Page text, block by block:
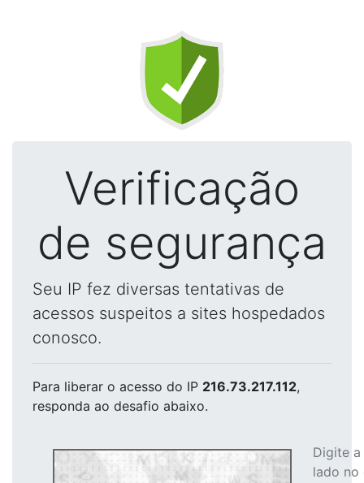
Verificação
de segurança
Seu IP fez diversas tentativas de
acessos suspeitos a sites hospedados
conosco.
Para liberar o acesso do IP 216.73.217.112,
responda ao desafio abaixo.
Digite
lado no